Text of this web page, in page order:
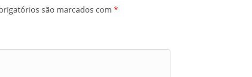
são marcados com *